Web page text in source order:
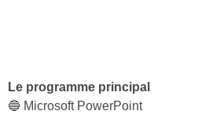
Le programme principal
🔵 Microsoft PowerPoint